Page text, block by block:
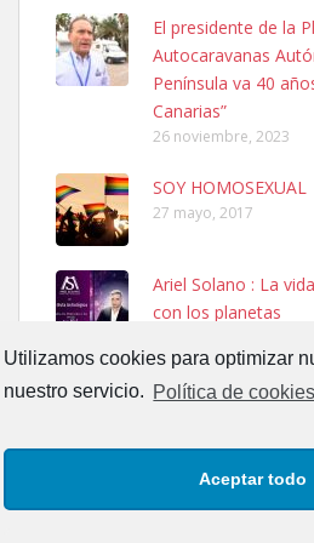
Utilizamos cookies para optimizar
nuestro servicio. Política de cookies
Aceptar todo
SHIBA PERDIDO AVDA JOSE MESA
PERRO MACHO RAZA SHIBA CON
06/07/2025 ZONA MESA Y LOPEZ. ES
Leales.org » Gran Canaria
Ninfa perdida
calle, se perdió por la zon...
Leales.org » Gran Canaria | 6.7.2025
El presidente de la
Autocaravanas
Península va 40
Canarias”
26 noviembre, 2023
SOY HOMOSEXUAL
27 mayo, 2017
Ariel Solano : La
con los planetas